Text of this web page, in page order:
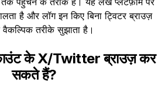
है और लॉग इन किए बिना ट्विटर ब्राउज़
तरीके सुझाता है।
के X/Twitter ब्राउज़ कर
सकते हैं?